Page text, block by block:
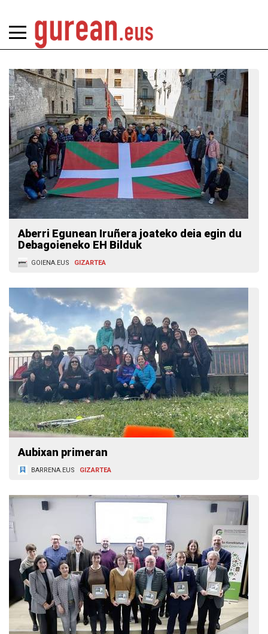
Aberri Egunean Iruñera joateko deia egin du
Debagoieneko EH Bilduk
GOIENA.EUS GIZARTEA
Aubixan primeran
BARRENA.EUS GIZARTEA